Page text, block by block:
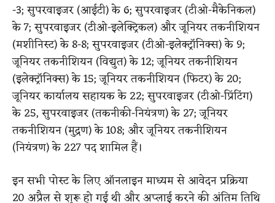
-3; सुपरवाइजर (आईटी) के 6; सुपरवाइजर (टीओ-मैकेनिकल)
के 7; सुपरवाइजर (टीओ-इलेक्ट्रिकल) और जूनियर तकनीशियन
(मशीनिस्ट) के 8-8; सुपरवाइजर (टीओ-इलेक्ट्रॉनिक्स) के 9;
जूनियर तकनीशियन (विद्युत) के 12; जूनियर तकनीशियन
(इलेक्ट्रॉनिक्स) के 15; जूनियर तकनीशियन (फिटर) के 20;
जूनियर कार्यालय सहायक के 22; सुपरवाइजर (टीओ-प्रिंटिंग)
के 25, सुपरवाइजर (तकनीकी-नियंत्रण) के 27; जूनियर
तकनीशियन (मुद्रण) के 108; और जूनियर तकनीशियन
(नियंत्रण) के 227 पद शामिल हैं।
इन सभी पोस्ट के लिए ऑनलाइन माध्यम से आवेदन प्रक्रिया
20 अप्रैल से शुरू हो गई थी और अप्लाई करने की अंतिम तिथि